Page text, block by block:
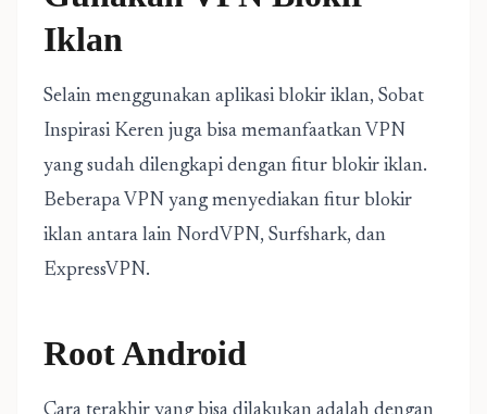
Iklan
Selain menggunakan aplikasi blokir iklan, Sobat
Inspirasi Keren juga bisa memanfaatkan VPN
yang sudah dilengkapi dengan fitur blokir iklan.
Beberapa VPN yang menyediakan fitur blokir
iklan antara lain NordVPN, Surfshark, dan
ExpressVPN.
Root Android